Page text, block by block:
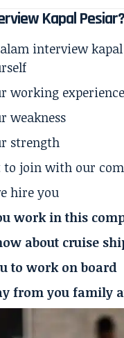
Kapal Pesiar?
interview
working
weakness
strength
to join with our
hire you
work in this
about cruise
to work on board
from you family